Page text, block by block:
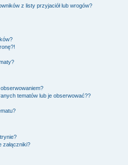
z listy przyjaciół lub wrogów?
tematów lub je obserwować??
załączniki?